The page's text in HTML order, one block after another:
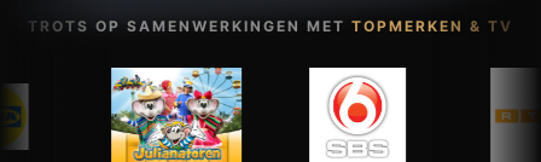
TROTS OP SAMENWERKINGEN MET TOPMERKEN & TV